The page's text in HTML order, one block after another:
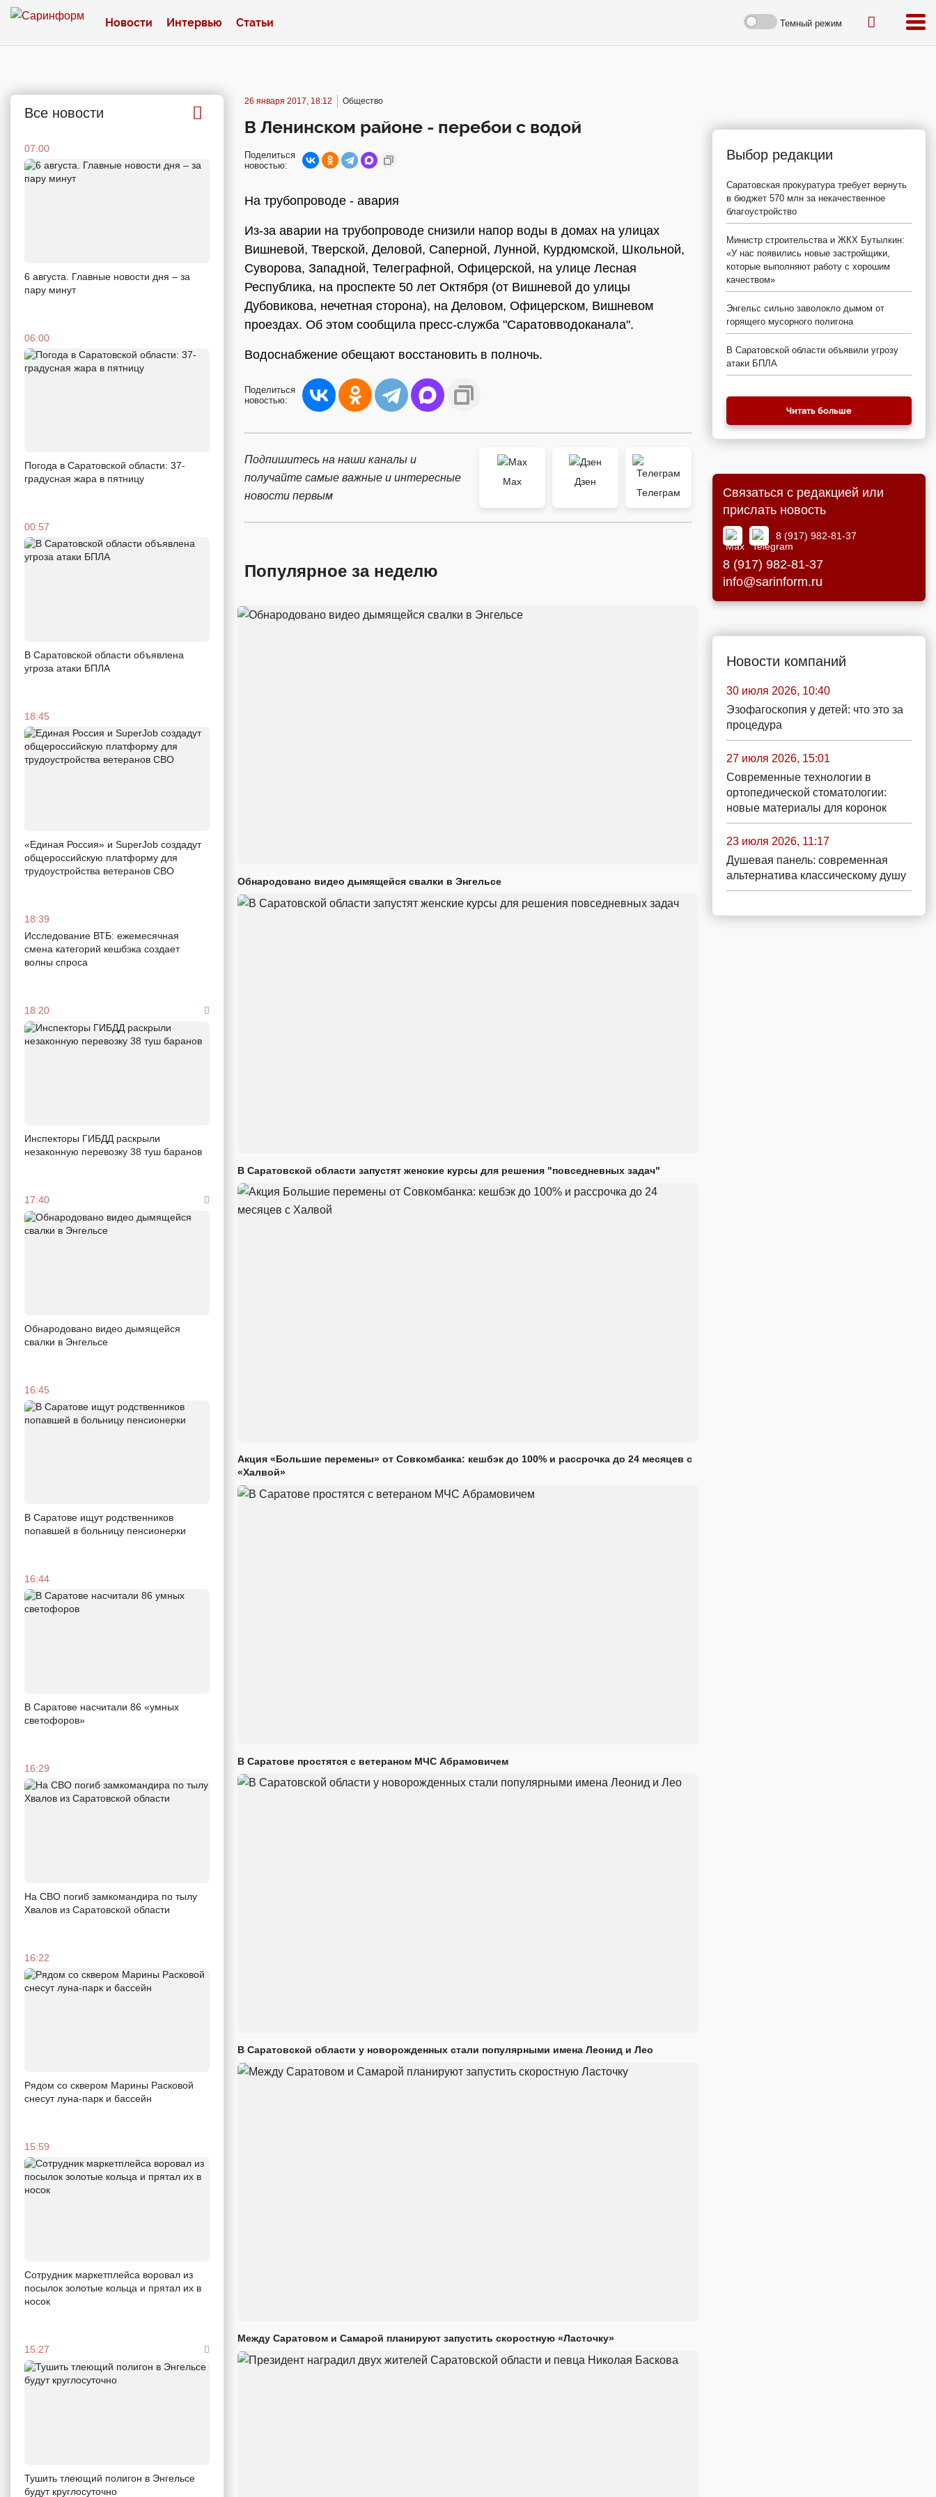
Новости Интервью Статьи Темный режим
Все новости
07:00
6 августа. Главные новости дня – за
пару минут
06:00
Погода в Саратовской области: 37-
градусная жара в пятницу
00:57
В Саратовской области объявлена
угроза атаки БПЛА
18:45
«Единая Россия» и SuperJob создадут
общероссийскую платформу для
трудоустройства ветеранов СВО
18:39
Исследование ВТБ: ежемесячная
смена категорий кешбэка создает
волны спроса
18:20
Инспекторы ГИБДД раскрыли
незаконную перевозку 38 туш баранов
17:40
Обнародовано видео дымящейся
свалки в Энгельсе
16:45
В Саратове ищут родственников
попавшей в больницу пенсионерки
16:44
В Саратове насчитали 86 «умных
светофоров»
16:29
На СВО погиб замкомандира по тылу
Хвалов из Саратовской области
16:22
Рядом со сквером Марины Расковой
снесут луна-парк и бассейн
15:59
Сотрудник маркетплейса воровал из
посылок золотые кольца и прятал их в
носок
15:27
Тушить тлеющий полигон в Энгельсе
будут круглосуточно
26 января 2017, 18:12 Общество
В Ленинском районе - перебои с водой
Поделиться
новостью:
На трубопроводе - авария
Из-за аварии на трубопроводе снизили напор воды в домах на улицах
Вишневой, Тверской, Деловой, Саперной, Лунной, Курдюмской, Школьной,
Суворова, Западной, Телеграфной, Офицерской, на улице Лесная
Республика, на проспекте 50 лет Октября (от Вишневой до улицы
Дубовикова, нечетная сторона), на Деловом, Офицерском, Вишневом
проездах. Об этом сообщила пресс-служба "Саратовводоканала".
Водоснабжение обещают восстановить в полночь.
Поделиться
новостью:
Подпишитесь на наши каналы и
получайте самые важные и интересные
новости первым
Max
Дзен
Телеграм
Популярное за неделю
Обнародовано видео дымящейся свалки в Энгельсе
В Саратовской области запустят женские курсы для решения "повседневных задач"
Акция «Большие перемены» от Совкомбанка: кешбэк до 100% и рассрочка до 24 месяцев с
«Халвой»
В Саратове простятся с ветераном МЧС Абрамовичем
В Саратовской области у новорожденных стали популярными имена Леонид и Лео
Между Саратовом и Самарой планируют запустить скоростную «Ласточку»
Выбор редакции
Саратовская прокуратура требует вернуть
в бюджет 570 млн за некачественное
благоустройство
Министр строительства и ЖКХ Бутылкин:
«У нас появились новые застройщики,
которые выполняют работу с хорошим
качеством»
Энгельс сильно заволокло дымом от
горящего мусорного полигона
В Саратовской области объявили угрозу
атаки БПЛА
Читать больше
Связаться с редакцией или
прислать новость
8 (917) 982-81-37
8 (917) 982-81-37
info@sarinform.ru
Новости компаний
30 июля 2026, 10:40
Эзофагоскопия у детей: что это за
процедура
27 июля 2026, 15:01
Современные технологии в
ортопедической стоматологии:
новые материалы для коронок
23 июля 2026, 11:17
Душевая панель: современная
альтернатива классическому душу